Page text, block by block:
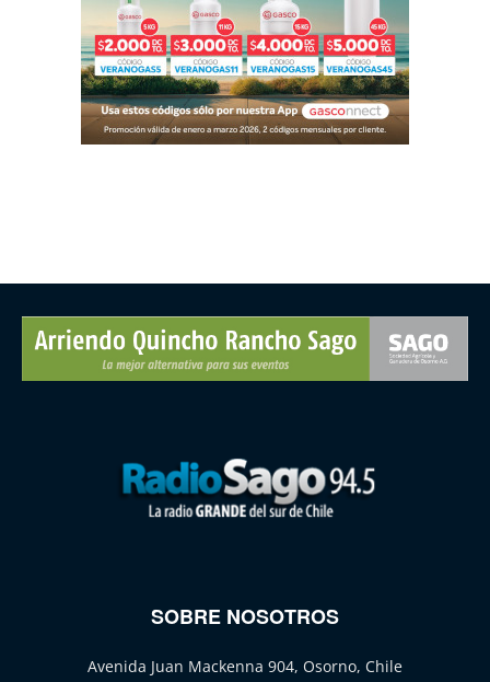
SOBRE NOSOTROS
Avenida Juan Mackenna 904, Osorno, Chile